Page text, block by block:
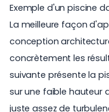
Exemple d'un piscine
La meilleure façon
conception
concrètement les
suivante présente la
sur une faible hauteur
juste assez de